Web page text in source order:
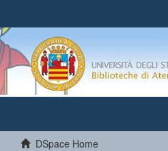
DSpace Home